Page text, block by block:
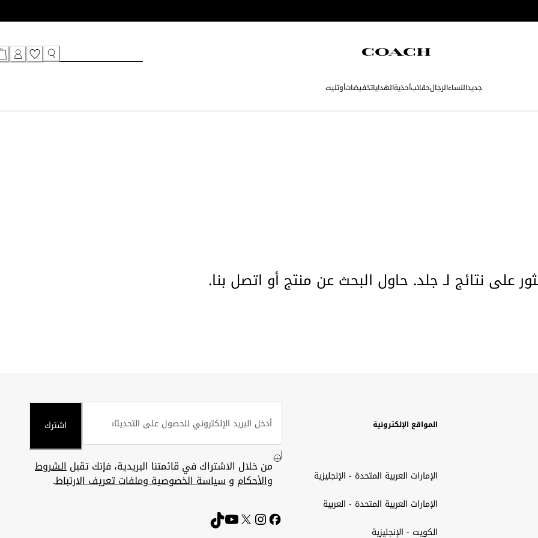
جديدالنساءالرجالحقائبأحذيةالهداياتخفيضاتأوتليت
على نتائج لـ جلد. حاول البحث عن منتج أو اتصل بنا.
المواقع الإلكترونية
الإمارات العربية المتحدة - الإنجليزية
الإمارات العربية المتحدة - العربية
الكويت - الإنجليزية
اشترك
من خلال الاشتراك في قائمتنا البريدية، فإنك تقبلالشروط
والأحكام وسياسة الخصوصية وملفات تعريف الارتباط.